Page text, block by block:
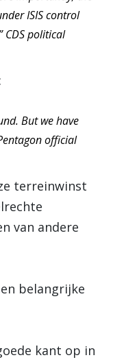
ISIS control
CDS political
But we have
official
terreinwinst
van andere
belangrijke
kant op in